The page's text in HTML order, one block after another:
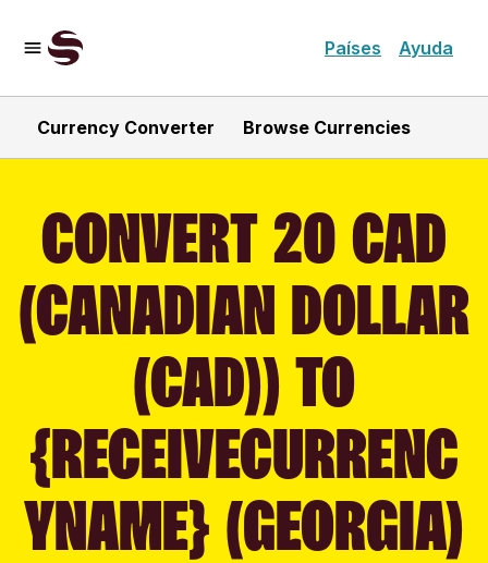
Países Ayuda
Currency Converter Browse Currencies
CONVERT 20 CAD
(CANADIAN DOLLAR
(CAD)) TO
{RECEIVECURRENC
YNAME} (GEORGIA)